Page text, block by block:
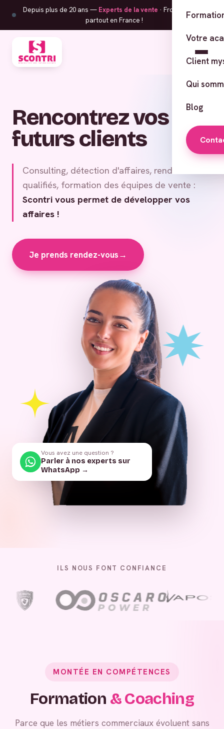
Depuis plus de 20 ans — Experts de la vente · From Corsica,
partout en France !
Votre
Client
Qui
Blog
Rencontrez vos
futurs clients
Consulting, détection d'affaires, rendez-vous
qualifiés, formation des équipes de vente :
Scontri vous permet de développer vos
affaires !
Je prends rendez-vous→
Vous avez une question ?
Parler à nos experts sur
WhatsApp →
ILS NOUS FONT CONFIANCE
MONTÉE EN COMPÉTENCES
Formation & Coaching
Parce que les métiers commerciaux évoluent sans